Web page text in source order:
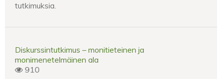
tutkimuksia.
Diskurssintutkimus – monitieteinen ja
monimenetelmäinen ala
910